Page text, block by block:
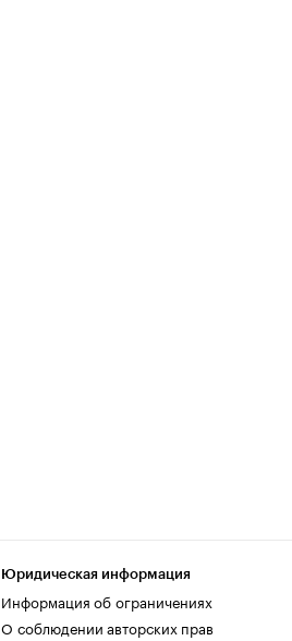
Юридическая информация
Информация об ограничениях
О соблюдении авторских прав